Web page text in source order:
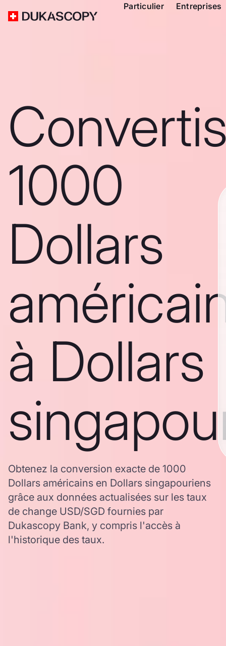
Particulier Entreprises
1000
Dollars
à Dollars
Obtenez la conversion exacte de 1000
Dollars américains en Dollars singapouriens
grâce aux données actualisées sur les taux
de change USD/SGD fournies par
Dukascopy Bank, y compris l'accès à
l'historique des taux.